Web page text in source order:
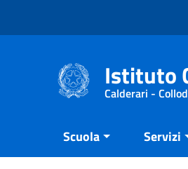
Istituto
Calderari -
Scuola Servizi